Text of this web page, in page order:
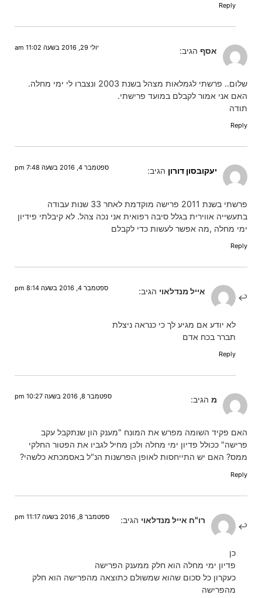
Reply
אסף הגיב: יולי 29, 2016 בשעה 11:02 am
שלום.. פרשתי לגמלאות מצהל בשנת 2003 ונצברו לי ימי מחלה.
האם אני אמור לקבלם במועד פרישתי.
תודה
Reply
יעקובסון דורון הגיב: ספטמבר 4, 2016 בשעה 7:48 pm
פרשתי בשנת 2011 פרישה מוקדמת לאחר 33 שנות עבודה
בתעשייה אווירית בגלל סיבה רפואית אני נכה צהל. לא קיבלתי פידיון
ימי מחלה ,מה אפשר לעשות כדי לקבלם
Reply
אייל מנדלאוי הגיב: ספטמבר 4, 2016 בשעה 8:14 pm
לא יודע אם מגיע לך כי כנראה ניצלת
תברר בכח אדם
Reply
מ הגיב: ספטמבר 8, 2016 בשעה 10:27 pm
האם פקיד השומה מפרש את המונח "מענק הון שנתקבל עקב
פרישה" ככולל פדיון ימי מחלה ולכן מחיל לגביו את הפטור החלקי
ממס? האם יש התייחסות לאופן הפרשנות הנ"ל באסמכתא כלשהי?
Reply
רו"ח אייל מנדלאוי הגיב: ספטמבר 8, 2016 בשעה 11:17 pm
כן
פדיון ימי מחלה הוא חלק ממענק הפרישה
כעקרון כל סכום שהוא שמשולם כתוצאה מהפרישה הוא חלק
מהפרישה